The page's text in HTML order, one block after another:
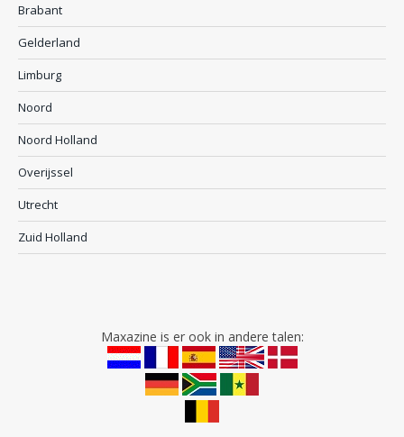
Brabant
Gelderland
Limburg
Noord
Noord Holland
Overijssel
Utrecht
Zuid Holland
Maxazine is er ook in andere talen: